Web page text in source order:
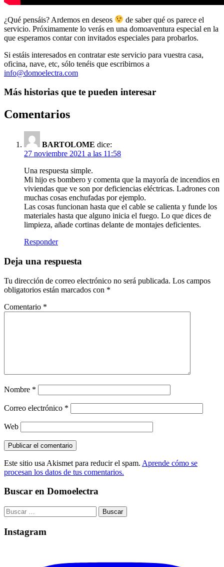
¿Qué pensáis? Ardemos en deseos
de saber qué os parece el
servicio. Próximamente lo verás en una domoaventura especial en la
que esperamos contar con invitados especiales para probarlos.
Si estáis interesados en contratar este servicio para vuestra casa,
oficina, nave, etc, sólo tenéis que escribirnos a
info@domoelectra.com
Más historias que te pueden interesar
Comentarios
BARTOLOME dice:
27 noviembre 2021 a las 11:58
Una respuesta simple.
Mi hijo es bombero y comenta que la mayoría de incendios en
viviendas que ve son por deficiencias eléctricas. Ladrones con
muchas cosas enchufadas por ejemplo.
Las cosas funcionan hasta que el cable se calienta y funde los
materiales hasta que alguno inicia el fuego. Lo que dices de
limpieza, añade cortinas delante de montajes deficientes.
Responder
Deja una respuesta
Tu dirección de correo electrónico no será publicada. Los campos
obligatorios están marcados con *
Comentario *
Nombre *
Correo electrónico *
Web
Este sitio usa Akismet para reducir el spam. Aprende cómo se
procesan los datos de tus comentarios.
Buscar en Domoelectra
Buscar:
Instagram